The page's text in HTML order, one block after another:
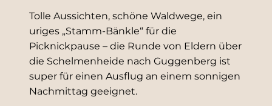
Tolle Aussichten, schöne Waldwege, ein
uriges „Stamm-Bänkle“ für die
Picknickpause – die Runde von Eldern über
die Schelmenheide nach Guggenberg ist
super für einen Ausflug an einem sonnigen
Nachmittag geeignet.